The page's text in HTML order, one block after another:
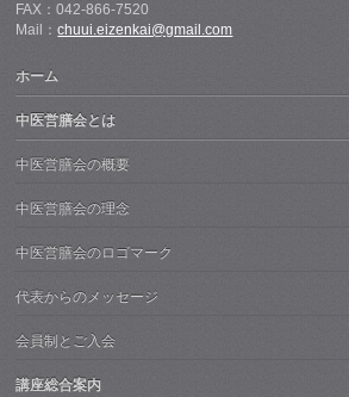
FAX：042-866-7520
Mail：chuui.eizenkai@gmail.com
ホーム
中医営膳会とは
中医営膳会の概要
中医営膳会の理念
中医営膳会のロゴマーク
代表からのメッセージ
会員制とご入会
講座総合案内